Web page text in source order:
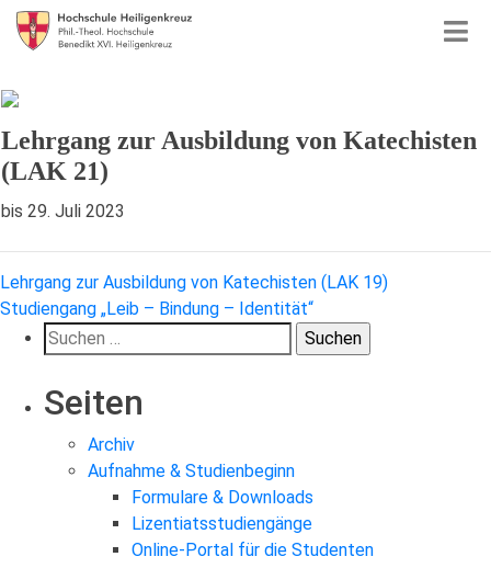
Lehrgang zur Ausbildung von Katechisten
(LAK 21)
bis 29. Juli 2023
Beitragsnavigation
Lehrgang zur Ausbildung von Katechisten (LAK 19)
Studiengang „Leib – Bindung – Identität“
Suchen
nach:
Seiten
Archiv
Aufnahme & Studienbeginn
Formulare & Downloads
Lizentiatsstudiengänge
Online-Portal für die Studenten